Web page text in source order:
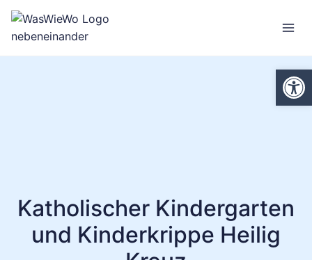
Zum
Inhalt
springen
Katholischer Kindergarten
und Kinderkrippe Heilig